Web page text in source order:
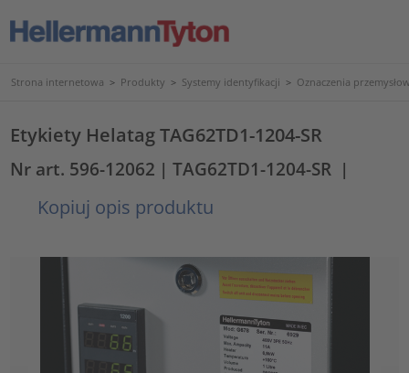
Strona internetowa > Produkty > Systemy identyfikacji > Oznaczenia
Etykiety Helatag TAG62TD1-1204-SR
Nr art. 596-12062 | TAG62TD1-1204-SR |
Kopiuj opis produktu